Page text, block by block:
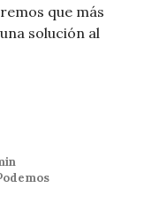
que más
solución al